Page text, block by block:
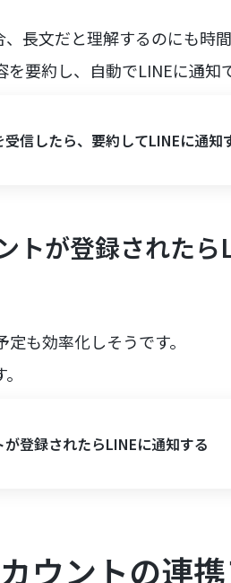
長文だと理解するのにも時間
要約し、自動でLINEに通知
信したら、要約してLINEに通知
トが登録されたら
も効率化しそうです。
登録されたらLINEに通知する
ウントの連